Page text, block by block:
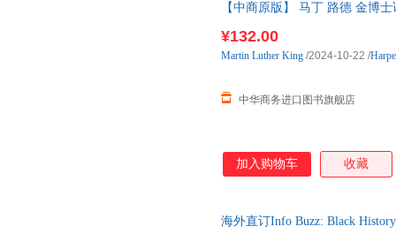
【中商原版】 马丁 路德 金博
¥132.00
中华商务进口图书旗舰店
Martin Luther King /2024-10-22 /
加入购物车 收藏
海外直订Info Buzz: Black